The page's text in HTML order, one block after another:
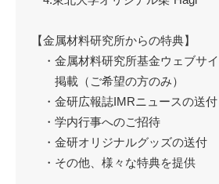
【金属材料研究所からの特典】
・金属材料研究所基金ウェブサ
掲載（ご希望の方のみ）
・金研広報誌IMRニュースの送付
・学内行事へのご招待
・金研オリジナルグッズの送付
・その他、様々な特典を提供